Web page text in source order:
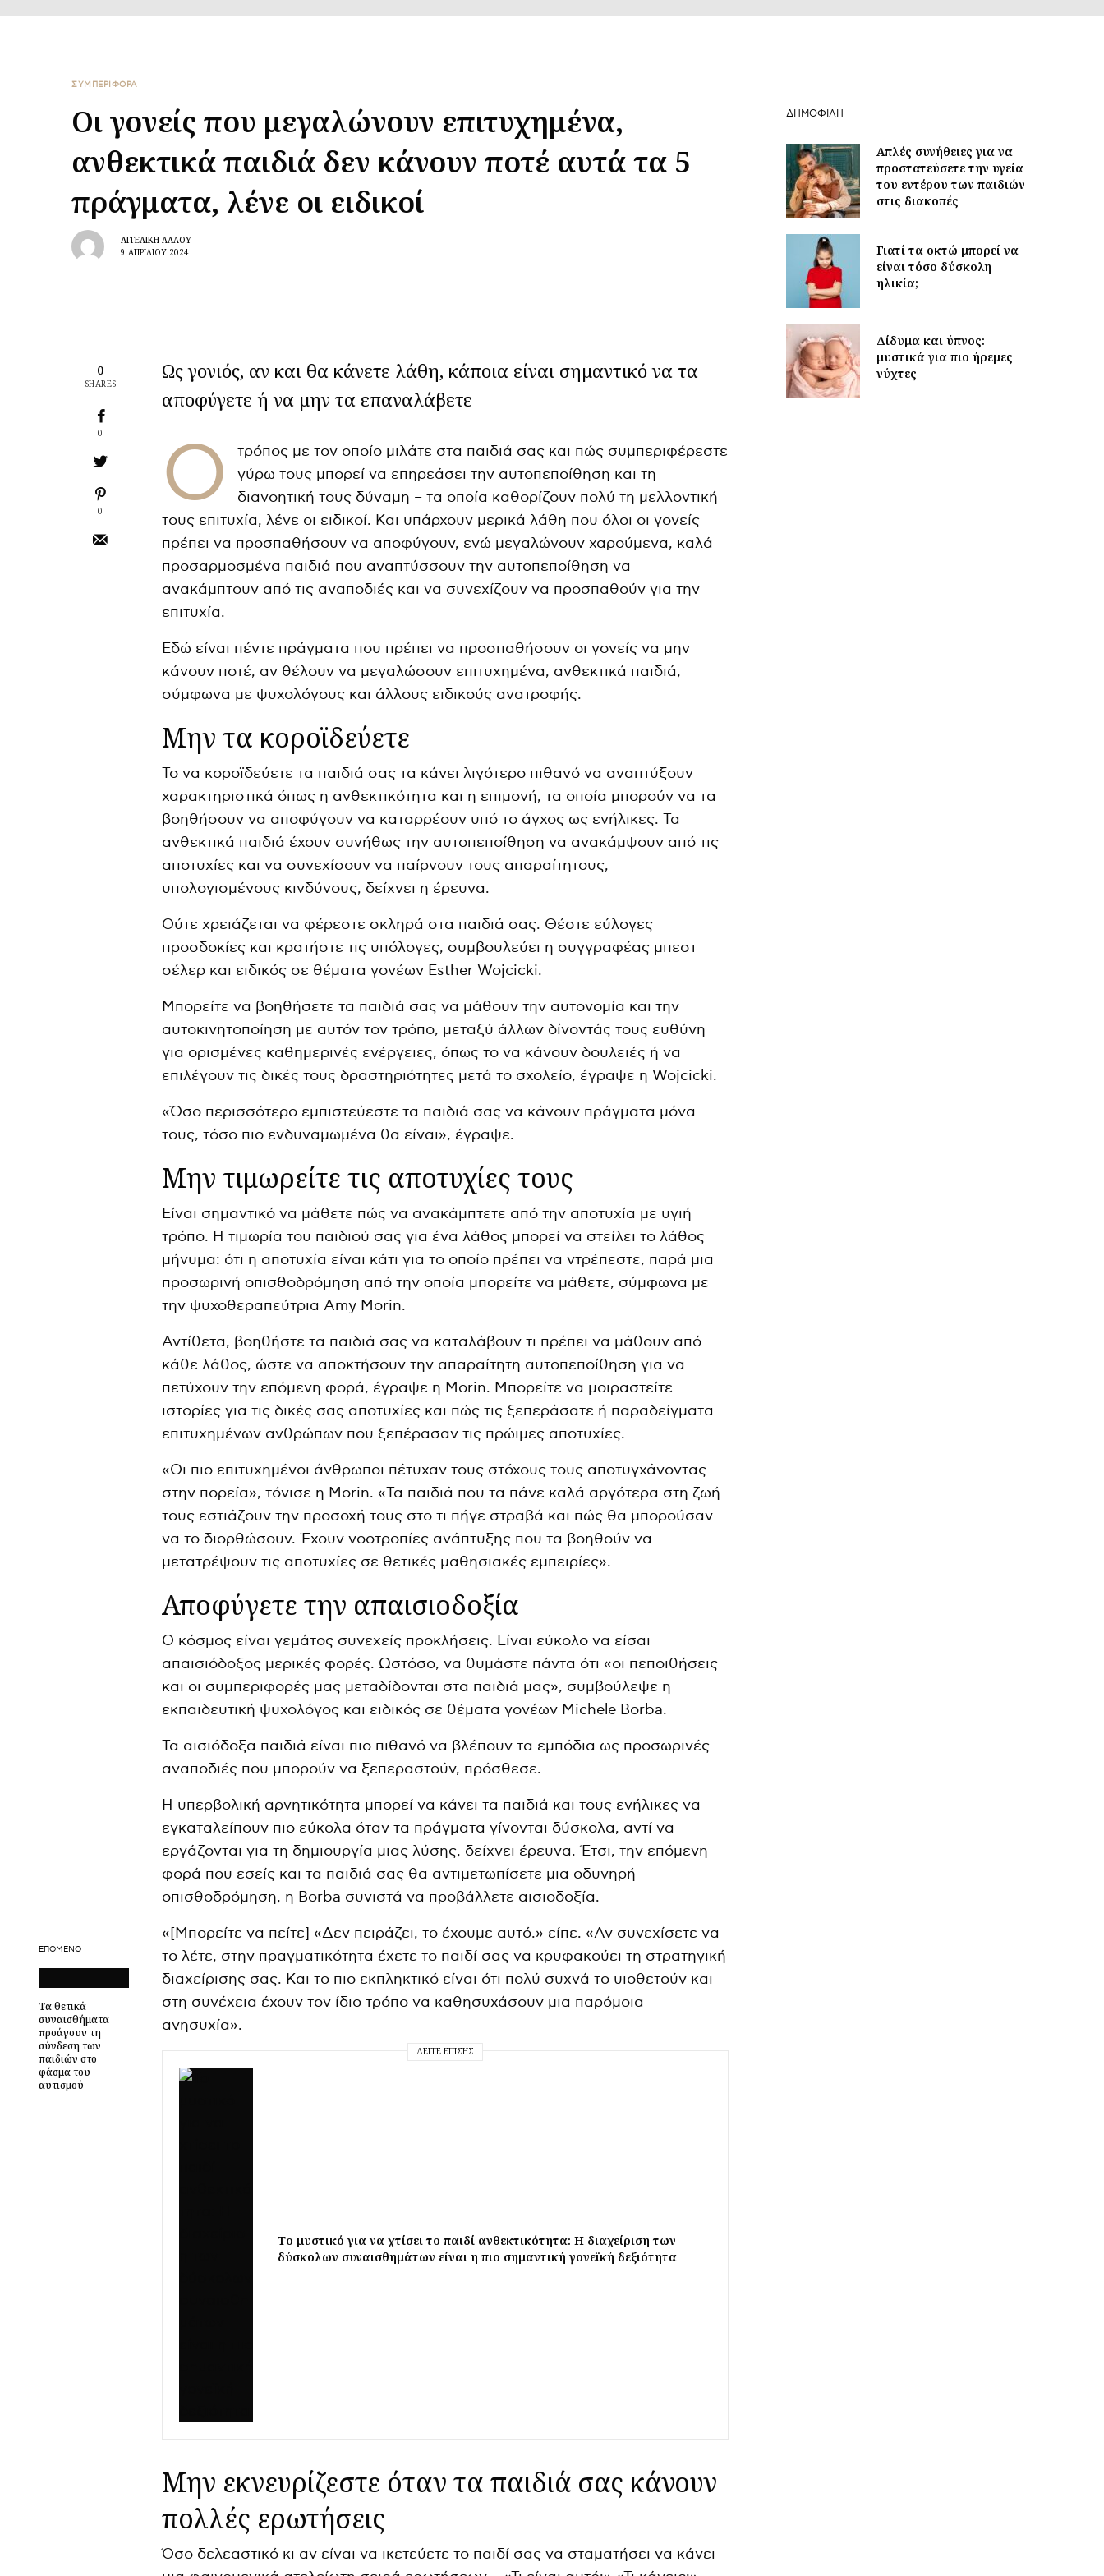
ΣΥΜΠΕΡΙΦΟΡΑ
Οι γονείς που μεγαλώνουν επιτυχημένα,
ανθεκτικά παιδιά δεν κάνουν ποτέ αυτά τα 5
πράγματα, λένε οι ειδικοί
ΑΓΓΕΛΙΚΉ ΛΆΛΟΥ
9 ΑΠΡΙΛΊΟΥ 2024
0
SHARES
0
0
ΕΠΌΜΕΝΟ
Τα θετικά
συναισθήματα
προάγουν τη
σύνδεση των
παιδιών στο
φάσμα του
αυτισμού
Ως γονιός, αν και θα κάνετε λάθη, κάποια είναι σημαντικό να τα
αποφύγετε ή να μην τα επαναλάβετε
Ο
τρόπος με τον οποίο μιλάτε στα παιδιά σας και πώς συμπεριφέρεστε
γύρω τους μπορεί να επηρεάσει την αυτοπεποίθηση και τη
διανοητική τους δύναμη – τα οποία καθορίζουν πολύ τη μελλοντική
τους επιτυχία, λένε οι ειδικοί. Και υπάρχουν μερικά λάθη που όλοι οι γονείς
πρέπει να προσπαθήσουν να αποφύγουν, ενώ μεγαλώνουν χαρούμενα, καλά
προσαρμοσμένα παιδιά που αναπτύσσουν την αυτοπεποίθηση να
ανακάμπτουν από τις αναποδιές και να συνεχίζουν να προσπαθούν για την
επιτυχία.
Εδώ είναι πέντε πράγματα που πρέπει να προσπαθήσουν οι γονείς να μην
κάνουν ποτέ, αν θέλουν να μεγαλώσουν επιτυχημένα, ανθεκτικά παιδιά,
σύμφωνα με ψυχολόγους και άλλους ειδικούς ανατροφής.
Μην τα κοροϊδεύετε
Το να κοροϊδεύετε τα παιδιά σας τα κάνει λιγότερο πιθανό να αναπτύξουν
χαρακτηριστικά όπως η ανθεκτικότητα και η επιμονή, τα οποία μπορούν να τα
βοηθήσουν να αποφύγουν να καταρρέουν υπό το άγχος ως ενήλικες. Τα
ανθεκτικά παιδιά έχουν συνήθως την αυτοπεποίθηση να ανακάμψουν από τις
αποτυχίες και να συνεχίσουν να παίρνουν τους απαραίτητους,
υπολογισμένους κινδύνους, δείχνει η έρευνα.
Ούτε χρειάζεται να φέρεστε σκληρά στα παιδιά σας. Θέστε εύλογες
προσδοκίες και κρατήστε τις υπόλογες, συμβουλεύει η συγγραφέας μπεστ
σέλερ και ειδικός σε θέματα γονέων Esther Wojcicki.
Μπορείτε να βοηθήσετε τα παιδιά σας να μάθουν την αυτονομία και την
αυτοκινητοποίηση με αυτόν τον τρόπο, μεταξύ άλλων δίνοντάς τους ευθύνη
για ορισμένες καθημερινές ενέργειες, όπως το να κάνουν δουλειές ή να
επιλέγουν τις δικές τους δραστηριότητες μετά το σχολείο, έγραψε η Wojcicki.
«Όσο περισσότερο εμπιστεύεστε τα παιδιά σας να κάνουν πράγματα μόνα
τους, τόσο πιο ενδυναμωμένα θα είναι», έγραψε.
Μην τιμωρείτε τις αποτυχίες τους
Είναι σημαντικό να μάθετε πώς να ανακάμπτετε από την αποτυχία με υγιή
τρόπο. Η τιμωρία του παιδιού σας για ένα λάθος μπορεί να στείλει το λάθος
μήνυμα: ότι η αποτυχία είναι κάτι για το οποίο πρέπει να ντρέπεστε, παρά μια
προσωρινή οπισθοδρόμηση από την οποία μπορείτε να μάθετε, σύμφωνα με
την ψυχοθεραπεύτρια Amy Morin.
Αντίθετα, βοηθήστε τα παιδιά σας να καταλάβουν τι πρέπει να μάθουν από
κάθε λάθος, ώστε να αποκτήσουν την απαραίτητη αυτοπεποίθηση για να
πετύχουν την επόμενη φορά, έγραψε η Morin. Μπορείτε να μοιραστείτε
ιστορίες για τις δικές σας αποτυχίες και πώς τις ξεπεράσατε ή παραδείγματα
επιτυχημένων ανθρώπων που ξεπέρασαν τις πρώιμες αποτυχίες.
«Οι πιο επιτυχημένοι άνθρωποι πέτυχαν τους στόχους τους αποτυγχάνοντας
στην πορεία», τόνισε η Morin. «Τα παιδιά που τα πάνε καλά αργότερα στη ζωή
τους εστιάζουν την προσοχή τους στο τι πήγε στραβά και πώς θα μπορούσαν
να το διορθώσουν. Έχουν νοοτροπίες ανάπτυξης που τα βοηθούν να
μετατρέψουν τις αποτυχίες σε θετικές μαθησιακές εμπειρίες».
Αποφύγετε την απαισιοδοξία
Ο κόσμος είναι γεμάτος συνεχείς προκλήσεις. Είναι εύκολο να είσαι
απαισιόδοξος μερικές φορές. Ωστόσο, να θυμάστε πάντα ότι «οι πεποιθήσεις
και οι συμπεριφορές μας μεταδίδονται στα παιδιά μας», συμβούλεψε η
εκπαιδευτική ψυχολόγος και ειδικός σε θέματα γονέων Michele Borba.
Τα αισιόδοξα παιδιά είναι πιο πιθανό να βλέπουν τα εμπόδια ως προσωρινές
αναποδιές που μπορούν να ξεπεραστούν, πρόσθεσε.
Η υπερβολική αρνητικότητα μπορεί να κάνει τα παιδιά και τους ενήλικες να
εγκαταλείπουν πιο εύκολα όταν τα πράγματα γίνονται δύσκολα, αντί να
εργάζονται για τη δημιουργία μιας λύσης, δείχνει έρευνα. Έτσι, την επόμενη
φορά που εσείς και τα παιδιά σας θα αντιμετωπίσετε μια οδυνηρή
οπισθοδρόμηση, η Borba συνιστά να προβάλλετε αισιοδοξία.
«[Μπορείτε να πείτε] «Δεν πειράζει, το έχουμε αυτό.» είπε. «Αν συνεχίσετε να
το λέτε, στην πραγματικότητα έχετε το παιδί σας να κρυφακούει τη στρατηγική
διαχείρισης σας. Και το πιο εκπληκτικό είναι ότι πολύ συχνά το υιοθετούν και
στη συνέχεια έχουν τον ίδιο τρόπο να καθησυχάσουν μια παρόμοια
ανησυχία».
ΔΕΊΤΕ ΕΠΊΣΗΣ
Το μυστικό για να χτίσει το παιδί ανθεκτικότητα: Η διαχείριση των
δύσκολων συναισθημάτων είναι η πιο σημαντική γονεϊκή δεξιότητα
Μην εκνευρίζεστε όταν τα παιδιά σας κάνουν
πολλές ερωτήσεις
Όσο δελεαστικό κι αν είναι να ικετεύετε το παιδί σας να σταματήσει να κάνει
ΔΗΜΟΦΙΛΉ
Απλές συνήθειες για να
προστατεύσετε την υγεία
του εντέρου των παιδιών
στις διακοπές
Γιατί τα οκτώ μπορεί να
είναι τόσο δύσκολη
ηλικία;
Δίδυμα και ύπνος:
μυστικά για πιο ήρεμες
νύχτες